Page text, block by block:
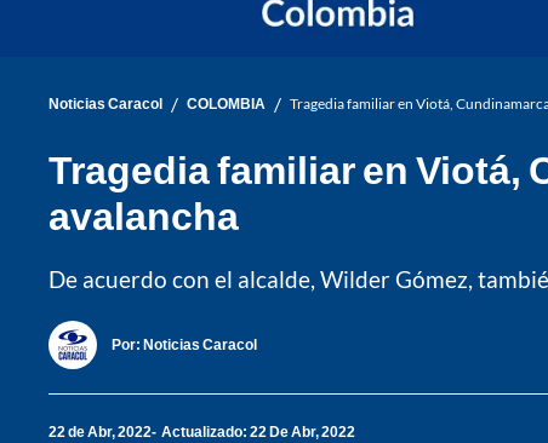
Noticias Caracol / COLOMBIA / Tragedia familiar en Viotá,
Tragedia familiar en Viotá,
avalancha
De acuerdo con el alcalde, Wilder Gómez,
Por: Noticias Caracol
22 de Abr, 2022 Actualizado: 22 De Abr, 2022